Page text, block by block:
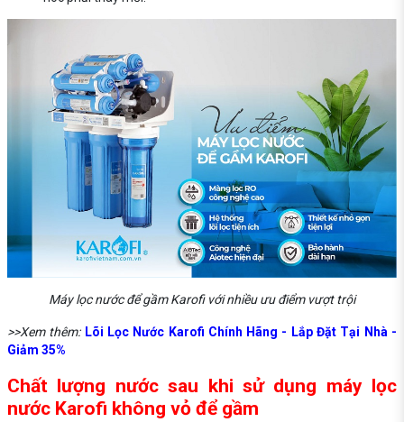
Máy lọc nước để gầm Karofi với nhiều ưu điểm vượt trội
>>Xem thêm: Lõi Lọc Nước Karofi Chính Hãng - Lắp Đặt Tại Nhà -
Giảm 35%
Chất lượng nước sau khi sử dụng máy lọc
nước Karofi không vỏ để gầm